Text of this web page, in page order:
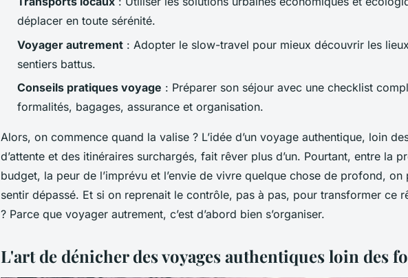
déplacer en toute sérénité.
Voyager autrement : Adopter le slow-travel pour mieux découvrir les
sentiers battus.
Conseils pratiques voyage : Préparer son séjour avec une checklist
formalités, bagages, assurance et organisation.
Alors, on commence quand la valise ? L’idée d’un voyage authentique, loin
d’attente et des itinéraires surchargés, fait rêver plus d’un. Pourtant, entre la
budget, la peur de l’imprévu et l’envie de vivre quelque chose de profond, on
sentir dépassé. Et si on reprenait le contrôle, pas à pas, pour transformer ce
? Parce que voyager autrement, c’est d’abord bien s’organiser.
L'art de dénicher des voyages authentiques loin des